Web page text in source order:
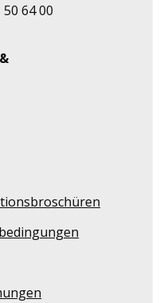
64 00